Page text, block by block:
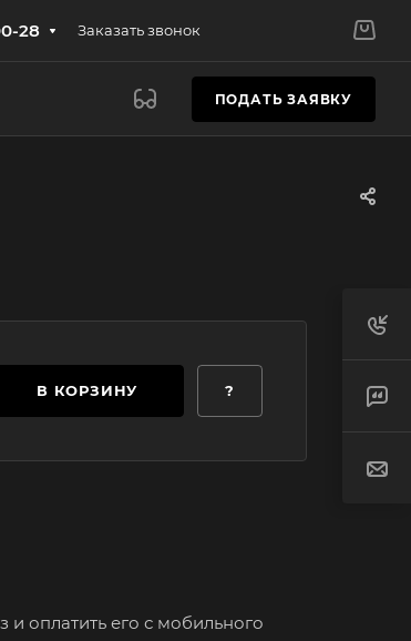
28 Заказать звонок
ПОДАТЬ ЗАЯВКУ
В КОРЗИНУ ?
и оплатить его с мобильного